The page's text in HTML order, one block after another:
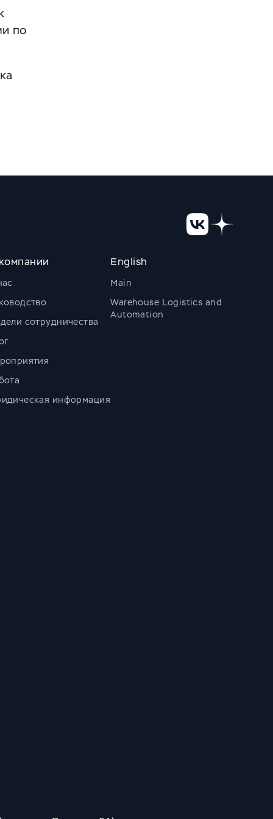
по
сотрудничества
информация
English
Main
Warehouse Logistics and
Automation